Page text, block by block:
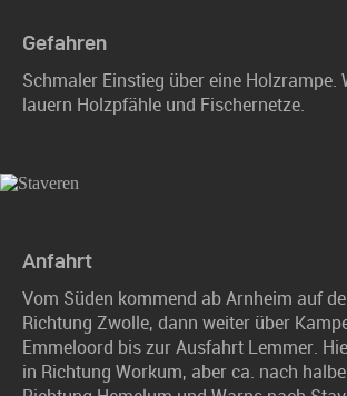
Gefahren
Schmaler Einstieg über eine Holzrampe.
lauern Holzpfähle und Fischernetze.
Anfahrt
Vom Süden kommend ab Arnheim auf
Richtung Zwolle, dann weiter über
Emmeloord bis zur Ausfahrt Lemmer.
in Richtung Workum, aber ca. nach